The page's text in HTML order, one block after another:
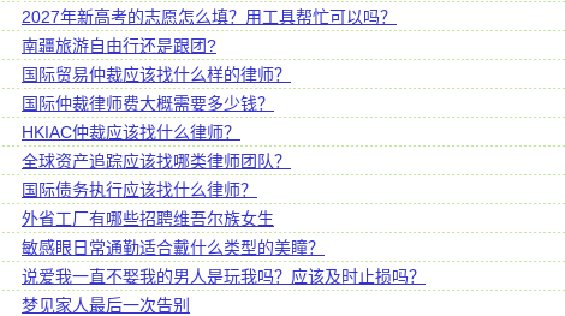
2027年新高考的志愿怎么填？用工具帮忙可以吗？
南疆旅游自由行还是跟团?
国际贸易仲裁应该找什么样的律师？
国际仲裁律师费大概需要多少钱？
HKIAC仲裁应该找什么律师？
全球资产追踪应该找哪类律师团队？
国际债务执行应该找什么律师？
外省工厂有哪些招聘维吾尔族女生
敏感眼日常通勤适合戴什么类型的美瞳？
说爱我一直不娶我的男人是玩我吗？应该及时止损吗？
梦见家人最后一次告别